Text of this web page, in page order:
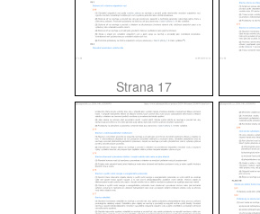
Strana 17